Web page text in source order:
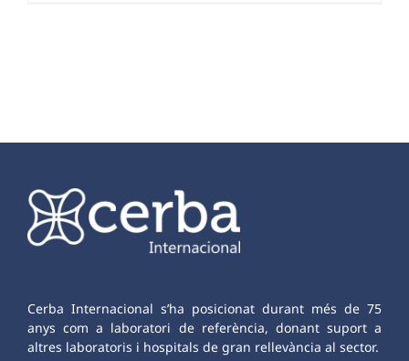
Cerba Internacional s’ha posicionat durant més de 75
anys com a laboratori de referència, donant suport a
altres laboratoris i hospitals de gran rellevància al sector.